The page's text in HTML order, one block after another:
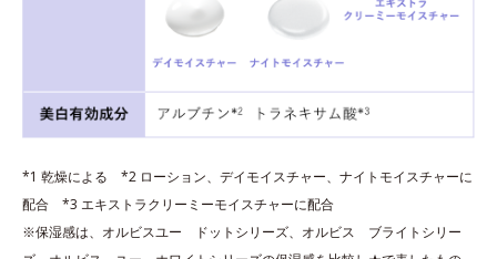
*1 乾燥による *2 ローション、デイモイスチャー、ナイトモイスチャーに
配合 *3 エキストラクリーミーモイスチャーに配合
※保湿感は、オルビスユー ドットシリーズ、オルビス ブライトシリー